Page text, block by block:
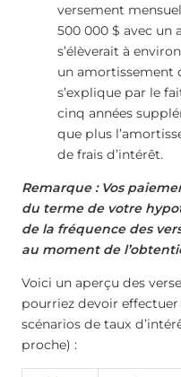
versement
500 000 $ avec un
s’élèverait à environ
un amortissement
s’explique par le
cinq années
que plus
de frais d’intérêt.
Remarque : Vos
du terme de votre
de la fréquence des
au moment de
Voici un aperçu des
pourriez devoir
scénarios de taux
proche) :